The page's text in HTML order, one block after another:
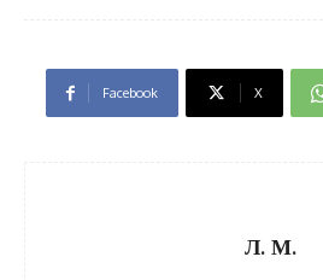
Facebook X
Л. М.